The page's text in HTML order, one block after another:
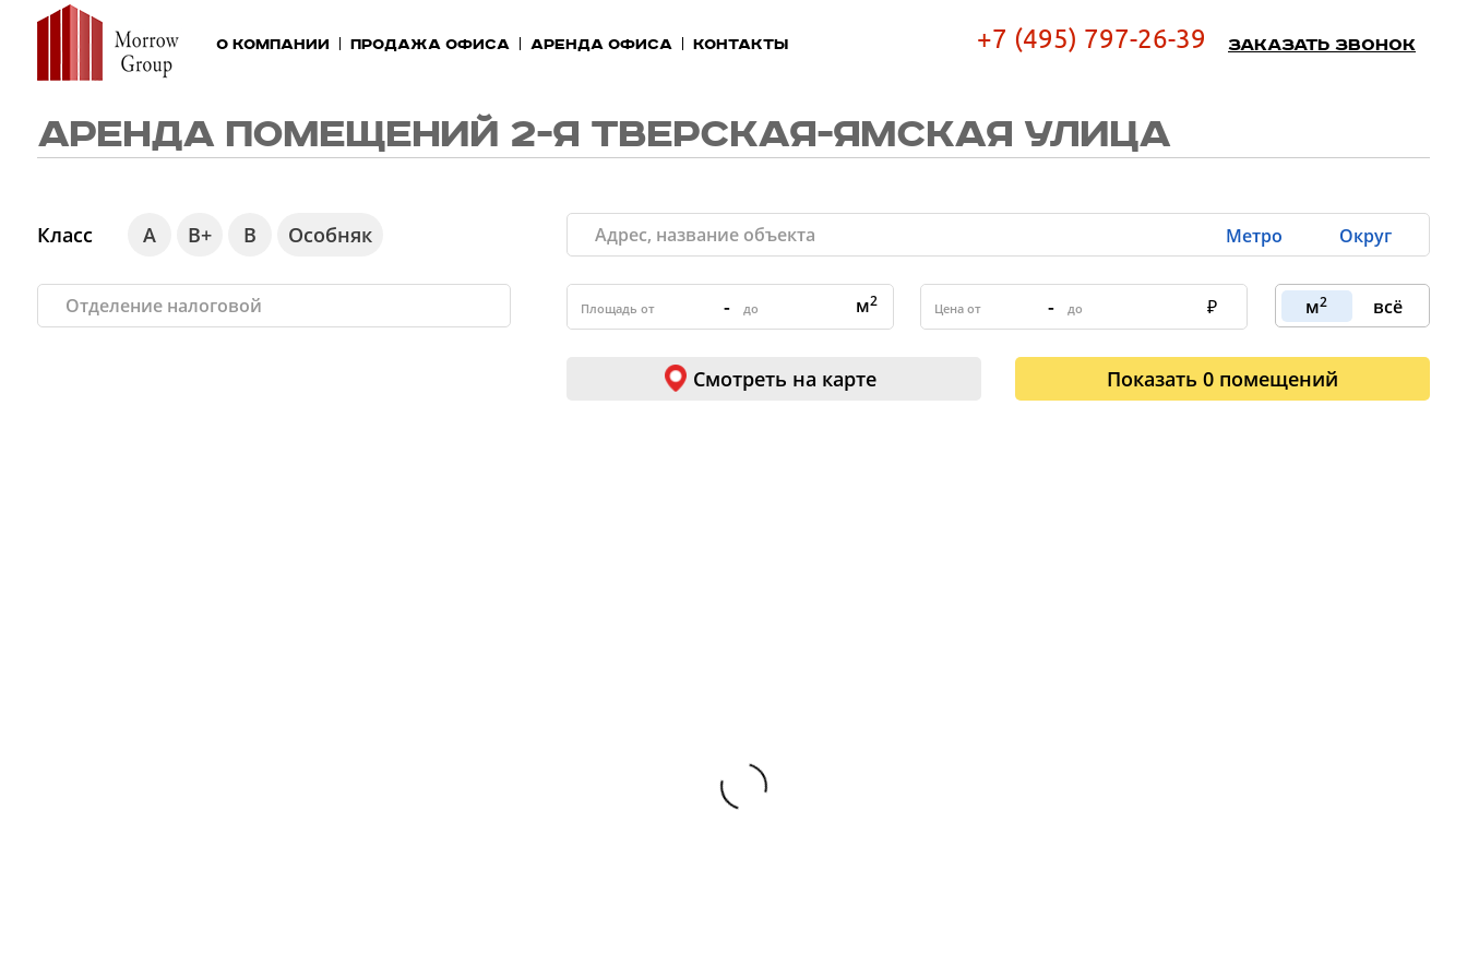
О компании Продажа офиса Аренда офиса Контакты +7 (495) 797-26-39 Заказать звонок
АРЕНДА ПОМЕЩЕНИЙ 2-Я ТВЕРСКАЯ-ЯМСКАЯ УЛИЦА
Класс А В+ В Особняк Метро Округ
- м2 - м2 всё
Смотреть на карте Показать0 помещений